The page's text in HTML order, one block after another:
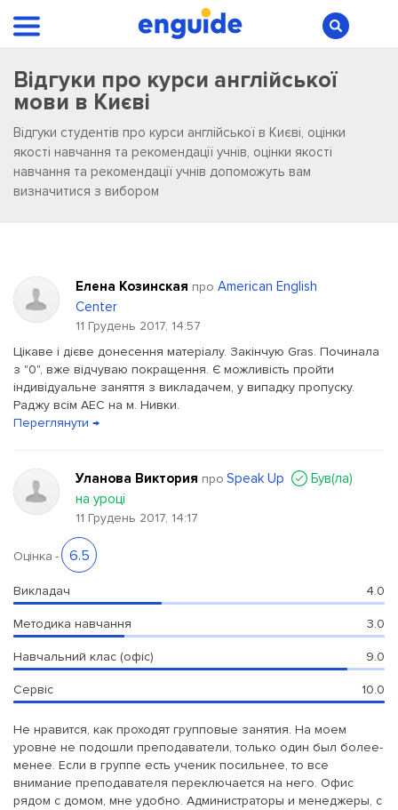
Відгуки про курси англійської
мови в Києві
Відгуки студентів про курси англійської в Києві, оцінки
якості навчання та рекомендації учнів, оцінки якості
навчання та рекомендації учнів допоможуть вам
визначитися з вибором
Елена Козинская про American English
Center
11 Грудень 2017, 14:57
Цікаве і дієве донесення матеріалу. Закінчую Gras. Починала
з "0", вже відчуваю покращення. Є можливість пройти
індивідуальне заняття з викладачем, у випадку пропуску.
Раджу всім АЕС на м. Нивки.
Переглянути →
Уланова Виктория про Speak Up
Був(ла)
на уроці
11 Грудень 2017, 14:17
Оцінка - 6.5
Викладач 4.0
Методика навчання 3.0
Навчальний клас (офіс) 9.0
Сервіс 10.0
Не нравится, как проходят групповые занятия. На моем
уровне не подошли преподаватели, только один был более-
менее. Если в группе есть ученик посильнее, то все
внимание преподавателя переключается на него. Офис
рядом с домом, мне удобно. Администраторы и менеджеры, с